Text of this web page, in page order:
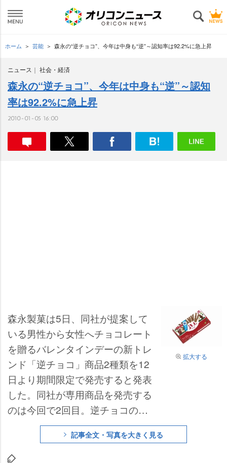
ホーム 芸能 森永の“逆チョコ”、今年は中身も“逆”～認知率は92.2%に急上昇
ニュース 社会・経済
森永の“逆チョコ”、今年は中身も“逆”～認知
率は92.2%に急上昇
2010-01-05 16:00
拡大する
森永製菓は5日、同社が提案して
いる男性から女性へチョコレート
を贈るバレンタインデーの新トレ
ンド「逆チョコ」商品2種類を12
日より期間限定で発売すると発表
した。同社が専用商品を発売する
のは今回で2回目。逆チョコの認
知率は2009年バレンタインデー直
後の同社調査によると92.2%まで
上昇しており、今年はパッケージ
記事全文・写真を大きく見る